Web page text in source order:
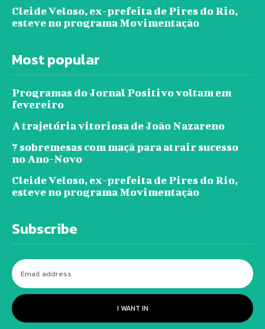
Cleide Veloso, ex-prefeita de Pires do Rio,
esteve no programa Movimentação
Most popular
Programas do Jornal Positivo voltam em
fevereiro
A trajetória vitoriosa de João Nazareno
7 sobremesas com maçã para atrair sucesso
no Ano-Novo
Cleide Veloso, ex-prefeita de Pires do Rio,
esteve no programa Movimentação
Subscribe
I WANT IN